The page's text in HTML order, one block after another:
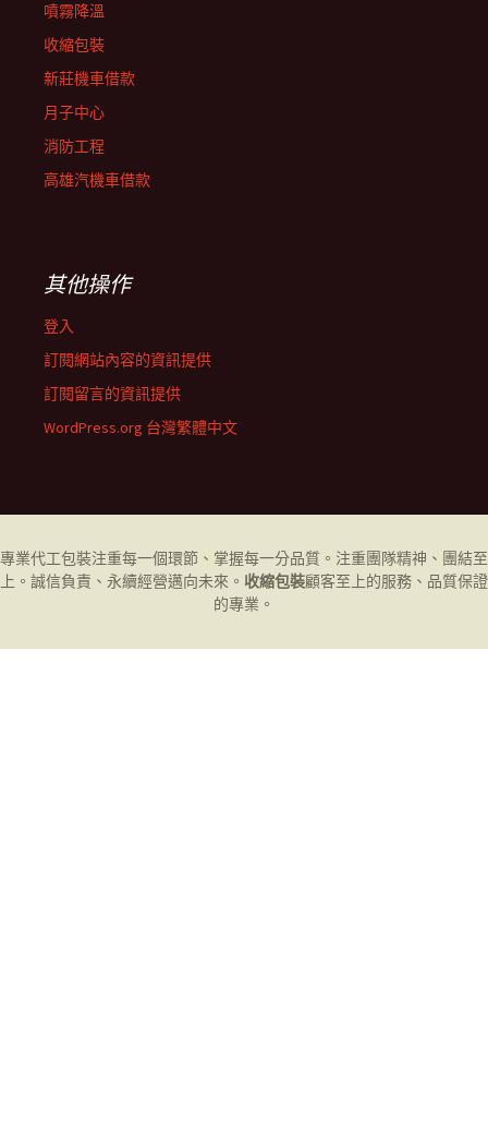
噴霧降溫
收縮包裝
新莊機車借款
月子中心
消防工程
高雄汽機車借款
其他操作
登入
訂閱網站內容的資訊提供
訂閱留言的資訊提供
WordPress.org 台灣繁體中文
專業代工包裝注重每一個環節、掌握每一分品質。注重團隊精神、團結至
上。誠信負責、永續經營邁向未來。 收縮包裝顧客至上的服務、品質保證
的專業。